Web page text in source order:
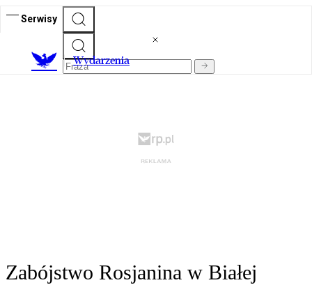
Serwisy
Wydarzenia
Zabójstwo Rosjanina w Białej